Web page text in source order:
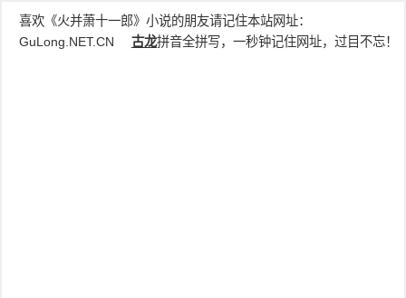
喜欢《火并萧十一郎》小说的朋友请记住本站网址：
GuLong.NET.CN
古龙拼音全拼写，一秒钟记住网址，过目不忘！